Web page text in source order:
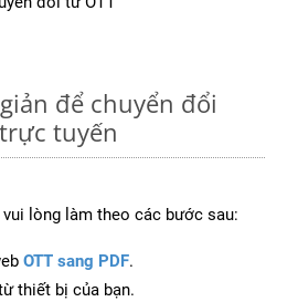
để chuyển đổi
trực tuyến
vui lòng làm theo các bước sau:
OTT sang PDF.
thiết bị của bạn.